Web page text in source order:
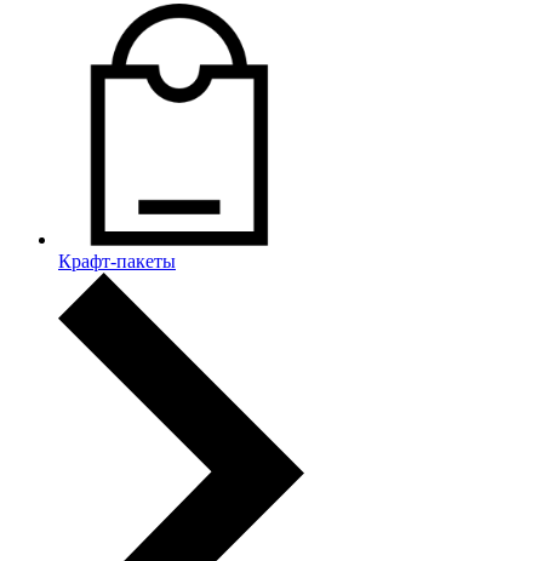
Крафт-пакеты